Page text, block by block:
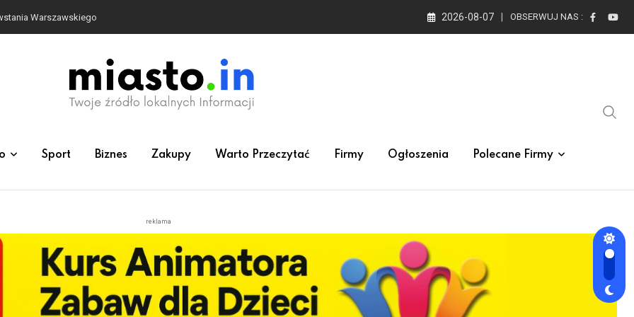
Warszawskiego 2026-08-07 OBSERWUJ NAS :
Sport Biznes Zakupy Warto Przeczytać Firmy Ogłoszenia Polecane Firmy
reklama